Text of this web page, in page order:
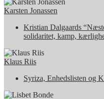
Karsten Jonassen
Kristian Dalgaards
solidaritet, kamp,
Klaus Riis
Syriza, Enhedslisten og